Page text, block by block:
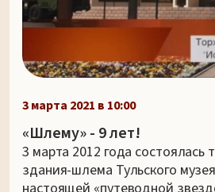
3 марта 2021 в 10:00
«Шлему» - 9 лет!
3 марта 2012 года
здания-шлема Тульского